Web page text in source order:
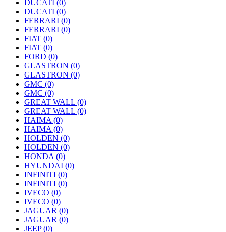
DUCATI (0)
DUCATI (0)
FERRARI (0)
FERRARI (0)
FIAT (0)
FIAT (0)
FORD (0)
GLASTRON (0)
GLASTRON (0)
GMC (0)
GMC (0)
GREAT WALL (0)
GREAT WALL (0)
HAIMA (0)
HAIMA (0)
HOLDEN (0)
HOLDEN (0)
HONDA (0)
HYUNDAI (0)
INFINITI (0)
INFINITI (0)
IVECO (0)
IVECO (0)
JAGUAR (0)
JAGUAR (0)
JEEP(0)